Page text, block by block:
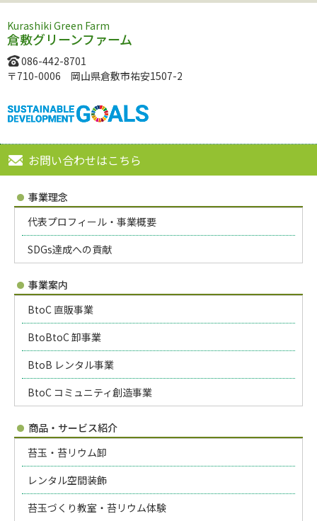
Kurashiki Green Farm
倉敷グリーンファーム
086-442-8701
〒710-0006 岡山県倉敷市祐安1507-2
お問い合わせはこちら
事業理念
代表プロフィール・事業概要
SDGs達成への貢献
事業案内
BtoC 直販事業
BtoBtoC 卸事業
BtoB レンタル事業
BtoC コミュニティ創造事業
商品・サービス紹介
苔玉・苔リウム卸
レンタル空間装飾
苔玉づくり教室・苔リウム体験